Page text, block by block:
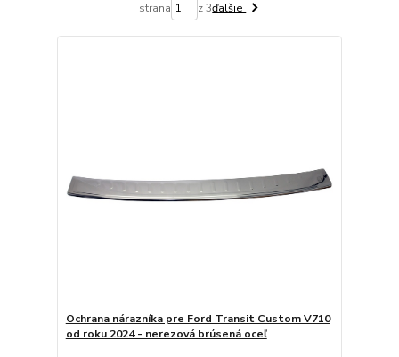
strana z 3ďalšie
Ochrana nárazníka pre Ford Transit Custom V710
od roku 2024 - nerezová brúsená oceľ